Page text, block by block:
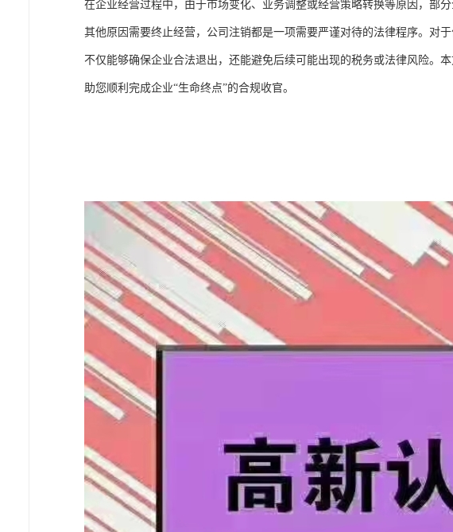
在企业经营过程中，由于市场变化、业务调整或经营策略转换等原因，部
其他原因需要终止经营，公司注销都是一项需要严谨对待的法律程序。对
不仅能够确保企业合法退出，还能避免后续可能出现的税务或法律风险。
助您顺利完成企业“生命终点”的合规收官。